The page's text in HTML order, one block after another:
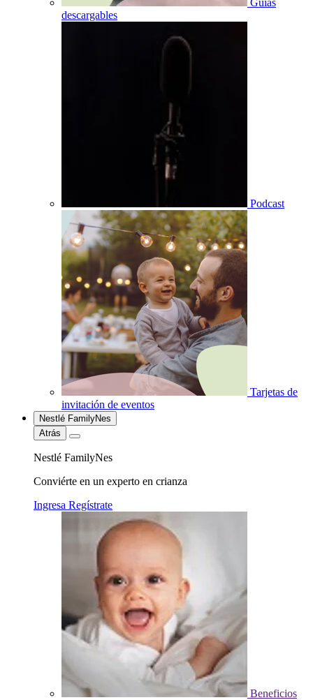
Guías
descargables
Podcast
Tarjetas de
invitación de eventos
Nestlé FamilyNes
Atrás
Nestlé FamilyNes
Conviérte en un experto en crianza
Ingresa Regístrate
Beneficios